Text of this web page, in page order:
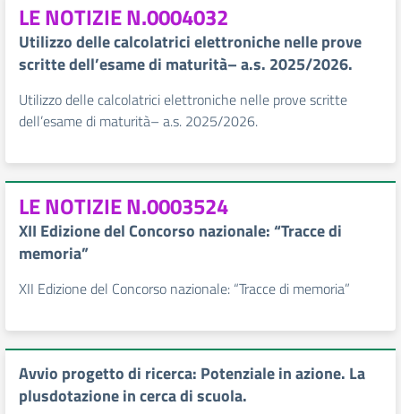
LE NOTIZIE N.0004032
Utilizzo delle calcolatrici elettroniche nelle prove
scritte dell’esame di maturità– a.s. 2025/2026.
Utilizzo delle calcolatrici elettroniche nelle prove scritte
dell’esame di maturità– a.s. 2025/2026.
LE NOTIZIE N.0003524
XII Edizione del Concorso nazionale: “Tracce di
memoria”
XII Edizione del Concorso nazionale: “Tracce di memoria”
Avvio progetto di ricerca: Potenziale in azione. La
plusdotazione in cerca di scuola.